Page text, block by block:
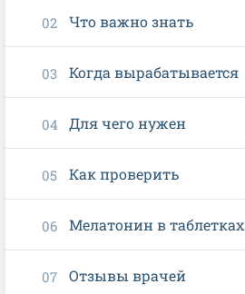
Что важно знать
Когда вырабатывается
Для чего нужен
Как проверить
Мелатонин в таблетках
Отзывы врачей